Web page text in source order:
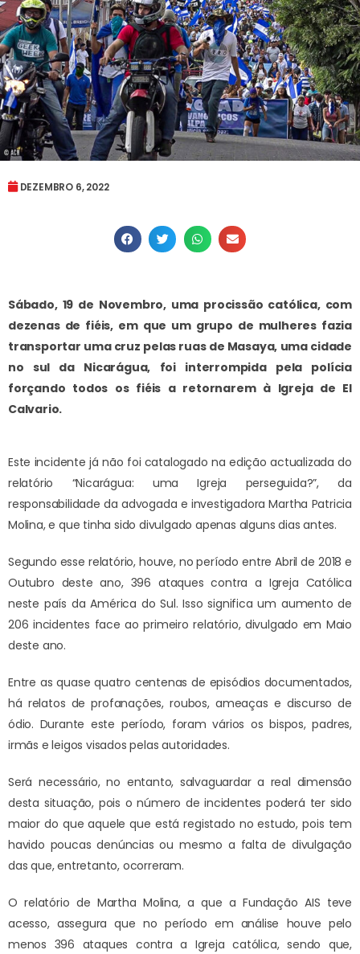
DEZEMBRO 6, 2022
Sábado, 19 de Novembro, uma procissão católica, com
dezenas de fiéis, em que um grupo de mulheres fazia
transportar uma cruz pelas ruas de Masaya, uma cidade
no sul da Nicarágua, foi interrompida pela polícia
forçando todos os fiéis a retornarem à Igreja de El
Calvario.
Este incidente já não foi catalogado na edição actualizada do
relatório “Nicarágua: uma Igreja perseguida?”, da
responsabilidade da advogada e investigadora Martha Patricia
Molina, e que tinha sido divulgado apenas alguns dias antes.
Segundo esse relatório, houve, no período entre Abril de 2018 e
Outubro deste ano, 396 ataques contra a Igreja Católica
neste país da América do Sul. Isso significa um aumento de
206 incidentes face ao primeiro relatório, divulgado em Maio
deste ano.
Entre as quase quatro centenas de episódios documentados,
há relatos de profanações, roubos, ameaças e discurso de
ódio. Durante este período, foram vários os bispos, padres,
irmãs e leigos visados pelas autoridades.
Será necessário, no entanto, salvaguardar a real dimensão
desta situação, pois o número de incidentes poderá ter sido
maior do que aquele que está registado no estudo, pois tem
havido poucas denúncias ou mesmo a falta de divulgação
das que, entretanto, ocorreram.
O relatório de Martha Molina, a que a Fundação AIS teve
acesso, assegura que no período em análise houve pelo
menos 396 ataques contra a Igreja católica, sendo que,